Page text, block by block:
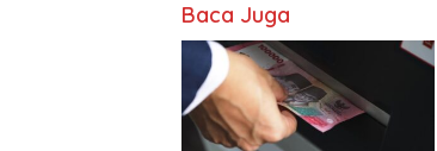
Baca Juga